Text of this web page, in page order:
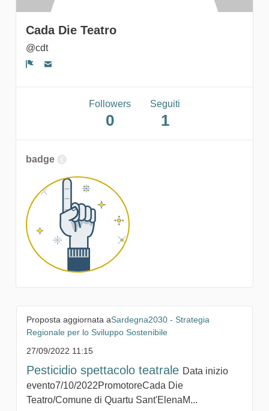
Cada Die Teatro
@cdt
Followers
0
Seguiti
1
badge
Proposta aggiornata aSardegna2030 - Strategia
Regionale per lo Sviluppo Sostenibile
27/09/2022 11:15
Pesticidio spettacolo teatrale Data inizio
evento7/10/2022PromotoreCada Die
Teatro/Comune di Quartu Sant'ElenaM...